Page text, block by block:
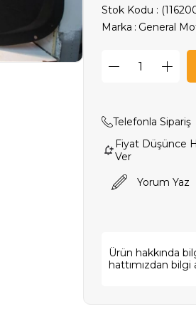
Stok Kodu
Marka : General
Telefonla Sipariş
Fiyat Düşünce
Ver
Yorum Yaz
Ürün hakkında
hattımızdan bilgi